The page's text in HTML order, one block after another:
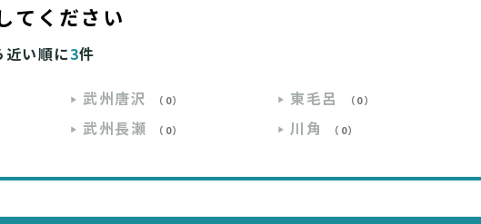
てください
近い順に3件
武州唐沢 （0） 東毛呂 （0）
武州長瀬 （0） 川角 （0）